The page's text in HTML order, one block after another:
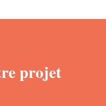
projet